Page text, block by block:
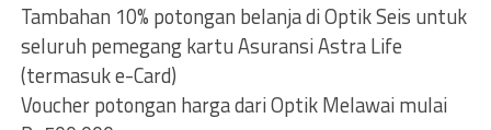
Tambahan 10% potongan belanja di Optik Seis untuk
seluruh pemegang kartu Asuransi Astra Life
(termasuk e-Card)
Voucher potongan harga dari Optik Melawai mulai